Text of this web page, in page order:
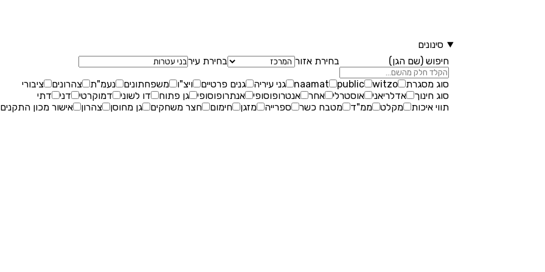
שאלות נפוצות
סינונים
חיפוש (שם הגן)
בחירת אזור
בחירת עיר
סוג מסגרת
naamat public witzo גני עיריה גנים פרטיים ויצ"ו משפחתונים נעמ"ת צהרונים
ציבורי
סוג חינוך
אדלריאני אוסטרלי אחר אנטרופוסופי אנתרופוסופי גן פתוח דו לשוני דמוקרטי דני
דתי
תווי איכות
מקלט ממ"ד מטבח כשר ספרייה מזגן חימום חצר משחקים גן מחוסן צהרון אישור מכון התקנים